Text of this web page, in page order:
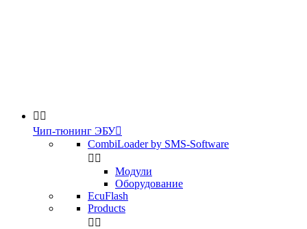
 
Чип-тюнинг ЭБУ
CombiLoader by SMS-Software
 
Модули
Оборудование
EcuFlash
Products
 